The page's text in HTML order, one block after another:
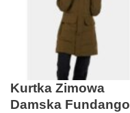
Kurtka Zimowa
Damska Fundango